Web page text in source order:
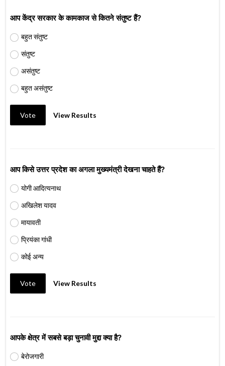
आप केंद्र सरकार के कामकाज से कितने संतुष्ट हैं?
बहुत संतुष्ट
संतुष्ट
असंतुष्ट
बहुत असंतुष्ट
Vote View Results
आप किसे उत्तर प्रदेश का अगला मुख्यमंत्री देखना चाहते हैं?
योगी आदित्यनाथ
अखिलेश यादव
मायावती
प्रियंका गांधी
कोई अन्य
Vote View Results
आपके क्षेत्र में सबसे बड़ा चुनावी मुद्दा क्या है?
बेरोजगारी